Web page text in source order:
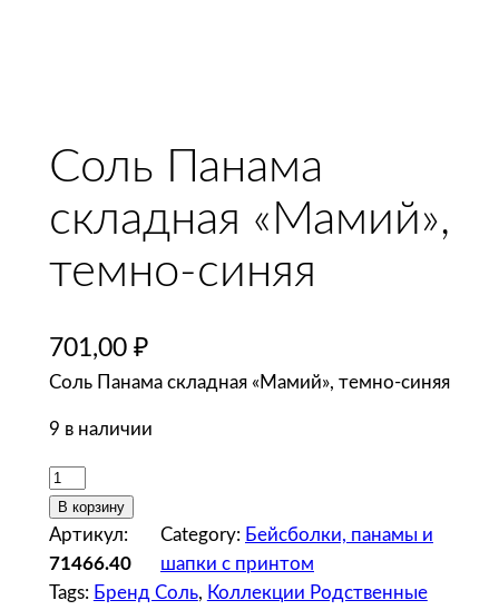
Соль Панама
складная «Мамий»,
темно-синяя
701,00 ₽
Соль Панама складная «Мамий», темно-синяя
9 в наличии
К
о
л
и
ч
В корзину
Артикул:
71466.40
Category: Бейсболки, панамы и
шапки с принтом
Tags: Бренд Соль, Коллекции Родственные